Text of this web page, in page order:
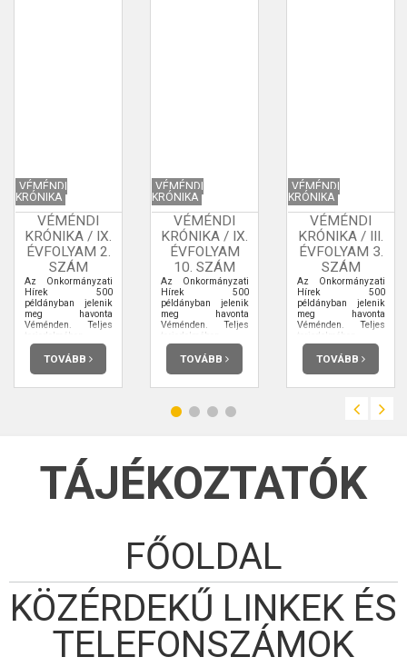
VÉMÉNDI
KRÓNIKA
VÉMÉNDI
KRÓNIKA / IX.
ÉVFOLYAM 2.
SZÁM
Az Önkormányzati
Hírek 500
példányban jelenik
meg havonta
Véménden. Teljes
terjedelmében
elolvashatja.
TOVÁBB
VÉMÉNDI
KRÓNIKA
VÉMÉNDI
KRÓNIKA / IX.
ÉVFOLYAM
10. SZÁM
Az Önkormányzati
Hírek 500
példányban jelenik
meg havonta
Véménden. Teljes
terjedelmében
elolvashatja.
TOVÁBB
VÉMÉNDI
KRÓNIKA
VÉMÉNDI
KRÓNIKA / III.
ÉVFOLYAM 3.
SZÁM
Az Önkormányzati
Hírek 500
példányban jelenik
meg havonta
Véménden. Teljes
terjedelmében
elolvashatja.
TOVÁBB
TÁJÉKOZTATÓK
FŐOLDAL
KÖZÉRDEKŰ LINKEK ÉS
TELEFONSZÁMOK